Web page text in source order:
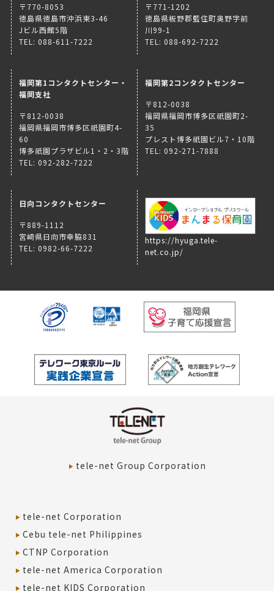
〒770-8053
徳島県徳島市沖浜東3-46
Jビル西館5階
TEL: 088-611-7222
〒771-1202
徳島県板野郡藍住町奥野字前
川99-1
TEL: 088-692-7222
福岡第1コンタクトセンター・
福岡支社
〒812-0038
福岡県福岡市博多区祇園町4-
60
博多祇園プラザビル1・2・3階
TEL: 092-282-7222
福岡第2コンタクトセンター
〒812-0038
福岡県福岡市博多区祇園町2-
35
プレスト博多祇園ビル7・10階
TEL: 092-271-7888
日向コンタクトセンター
〒889-1112
宮崎県日向市幸脇831
TEL: 0982-66-7222
https://hyuga.tele-
net.co.jp/
tele-net Group Corporation
tele-net Corporation
Cebu tele-net Philippines
CTNP Corporation
tele-net America Corporation
tele-net KIDS Corporation